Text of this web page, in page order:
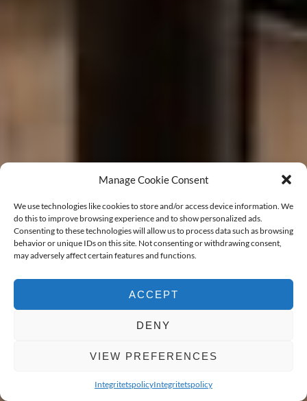
Manage Cookie Consent
We use technologies like cookies to store and/or access device information. We
do this to improve browsing experience and to show personalized ads.
Consenting to these technologies will allow us to process data such as browsing
behavior or unique IDs on this site. Not consenting or withdrawing consent,
may adversely affect certain features and functions.
ACCEPT
DENY
VIEW PREFERENCES
IntegritetspolicyIntegritetspolicyBOKA VÄRDERING